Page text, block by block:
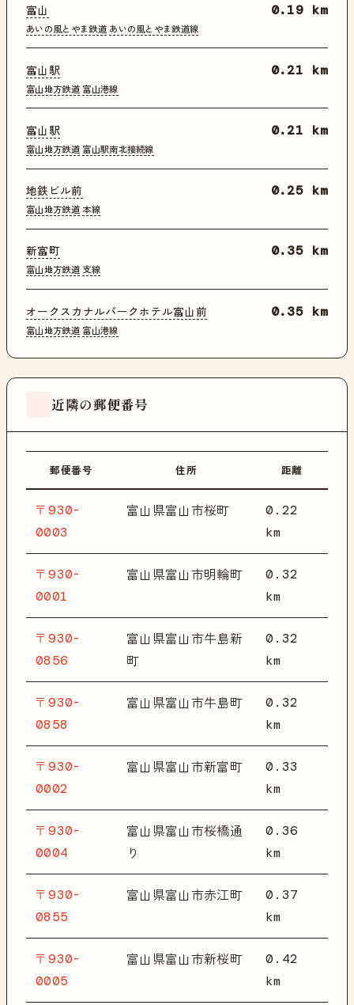
富山
あいの風とやま鉄道 あいの風とやま鉄道線
0.19 km
富山駅
富山地方鉄道 富山港線
0.21 km
富山駅
富山地方鉄道 富山駅南北接続線
0.21 km
地鉄ビル前
富山地方鉄道 本線
0.25 km
新富町
富山地方鉄道 支線
0.35 km
オークスカナルパークホテル富山前
富山地方鉄道 富山港線
0.35 km
近隣の郵便番号
郵便番号 住所 距離
〒930-
0003
富山県富山市桜町
0.22
km
〒930-
0001
富山県富山市明輪町
0.32
km
〒930-
0856
富山県富山市牛島新
町
0.32
km
〒930-
0858
富山県富山市牛島町
0.32
km
〒930-
0002
富山県富山市新富町
0.33
km
〒930-
0004
富山県富山市桜橋通
り
0.36
km
〒930-
0855
富山県富山市赤江町
0.37
km
〒930-
0005
富山県富山市新桜町
0.42
km